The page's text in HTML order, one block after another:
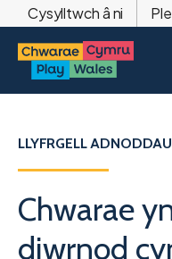
Cysylltwch â ni
LLYFRGELL ADNODDAU
Chwarae
diwrnod